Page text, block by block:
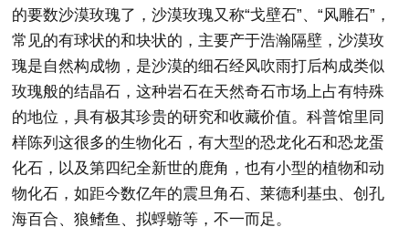
的要数沙漠玫瑰了，沙漠玫瑰又称“戈壁石”、“风雕石”，
常见的有球状的和块状的，主要产于浩瀚隔壁，沙漠玫
瑰是自然构成物，是沙漠的细石经风吹雨打后构成类似
玫瑰般的结晶石，这种岩石在天然奇石市场上占有特殊
的地位，具有极其珍贵的研究和收藏价值。科普馆里同
样陈列这很多的生物化石，有大型的恐龙化石和恐龙蛋
化石，以及第四纪全新世的鹿角，也有小型的植物和动
物化石，如距今数亿年的震旦角石、莱德利基虫、创孔
海百合、狼鳍鱼、拟蜉蝣等，不一而足。